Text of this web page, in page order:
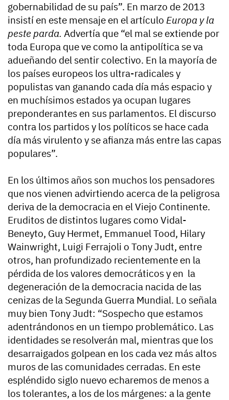
gobernabilidad de su país”. En marzo de 2013
insistí en este mensaje en el artículo Europa y la
peste parda. Advertía que “el mal se extiende por
toda Europa que ve como la antipolítica se va
adueñando del sentir colectivo. En la mayoría de
los países europeos los ultra-radicales y
populistas van ganando cada día más espacio y
en muchísimos estados ya ocupan lugares
preponderantes en sus parlamentos. El discurso
contra los partidos y los políticos se hace cada
día más virulento y se afianza más entre las capas
populares”.
En los últimos años son muchos los pensadores
que nos vienen advirtiendo acerca de la peligrosa
deriva de la democracia en el Viejo Continente.
Eruditos de distintos lugares como Vidal-
Beneyto, Guy Hermet, Emmanuel Tood, Hilary
Wainwright, Luigi Ferrajoli o Tony Judt, entre
otros, han profundizado recientemente en la
pérdida de los valores democráticos y en la
degeneración de la democracia nacida de las
cenizas de la Segunda Guerra Mundial. Lo señala
muy bien Tony Judt: “Sospecho que estamos
adentrándonos en un tiempo problemático. Las
identidades se resolverán mal, mientras que los
desarraigados golpean en los cada vez más altos
muros de las comunidades cerradas. En este
espléndido siglo nuevo echaremos de menos a
los tolerantes, a los de los márgenes: a la gente